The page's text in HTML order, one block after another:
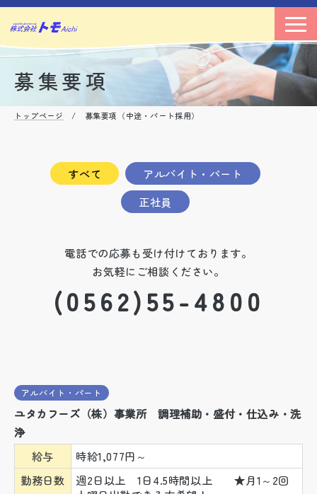
募集要項
トップページ / 募集要項（中途・パート採用）
すべて
アルバイト・パート
正社員
電話での応募も受け付けております。
お気軽にご相談ください。
(0562)55-4800
アルバイト・パート
ユタカフーズ（株）事業所 調理補助・盛付・仕込み・洗
浄
給与
時給1,077円～
勤務日数
週2日以上 1日4.5時間以上 ★月1～2回